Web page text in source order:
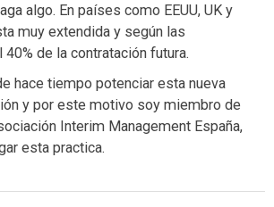
algo. En países como EEUU, UK y
muy extendida y según las
de la contratación futura.
hace tiempo potenciar esta nueva
y por este motivo soy miembro de
Interim Management España,
esta practica.